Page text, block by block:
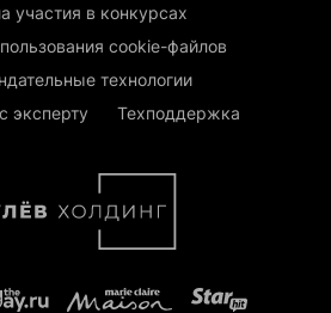
участия в конкурсах
cookie-файлов
технологии
эксперту
Техподдержка